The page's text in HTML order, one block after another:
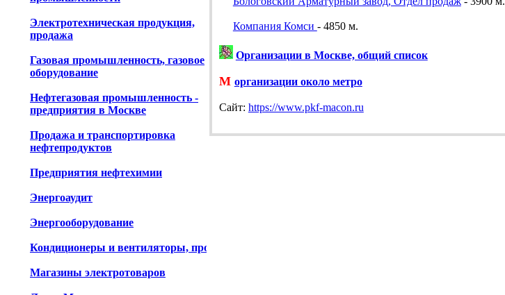
Электротехническая продукция,
продажа
Газовая промышленность, газовое
оборудование
Нефтегазовая промышленность -
предприятия в Москве
Продажа и транспортировка
нефтепродуктов
Предприятия нефтехимии
Энергоаудит
Энергооборудование
Кондиционеры и вентиляторы, продажа
Магазины электротоваров
Компания Комси - 4850 м.
Организации в Москве, общий список
М организации около метро
Cайт: https://www.pkf-macon.ru